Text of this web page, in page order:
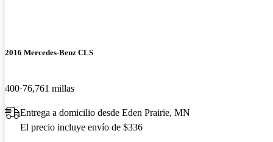
2016 Mercedes-Benz CLS
400 76,761 millas
Entrega a domicilio desde Eden Prairie, MN
El precio incluye envío de $336